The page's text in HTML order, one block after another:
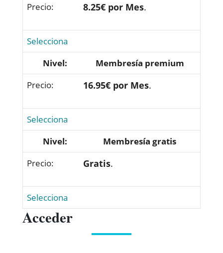
8.25€ por Mes.
Selecciona
Membresía premium
16.95€ por Mes.
Selecciona
Membresía gratis
Gratis.
Selecciona
Acceder